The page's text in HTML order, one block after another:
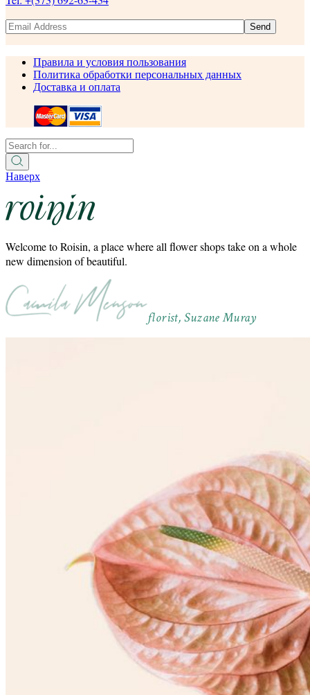
Send
Правила и условия пользования
Политика обработки персональных данных
Доставка и оплата
Наверх
Welcome to Roisin, a place where all flower shops take on a whole
new dimension of beautiful.
florist, Suzane Muray